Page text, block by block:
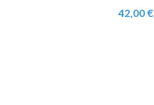
42,00 €